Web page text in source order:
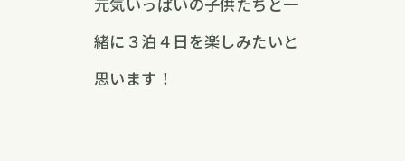
緒に３泊４日を楽しみたいと
思います！